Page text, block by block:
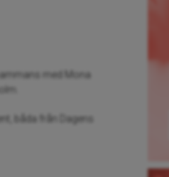
med Mona
båda från Dagens